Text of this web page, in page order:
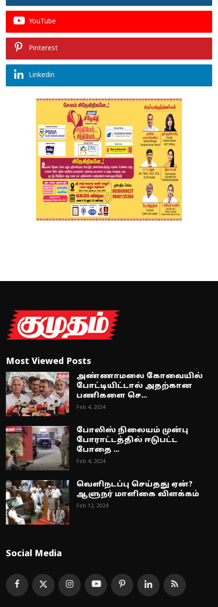
YouTube
Pinterest
Linkedin
Most Viewed Posts
அண்ணாமலை கோவையில்
போட்டியிட்டால் அதற்கான
பணிகளை செ...
Feb 4, 2024
போலிஸ் நிலையம் முன்பு
போராட்டத்தில் ஈடுபட்ட
போதை ...
Feb 4, 2024
வெளிநடப்பு செய்தது ஏன்?
ஆளுநர் மாளிகை விளக்கம்
Feb 12, 2024
Social Media